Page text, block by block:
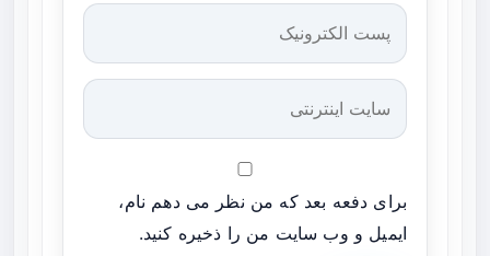
برای دفعه بعد که من نظر می دهم نام،
ایمیل و وب سایت من را ذخیره کنید.